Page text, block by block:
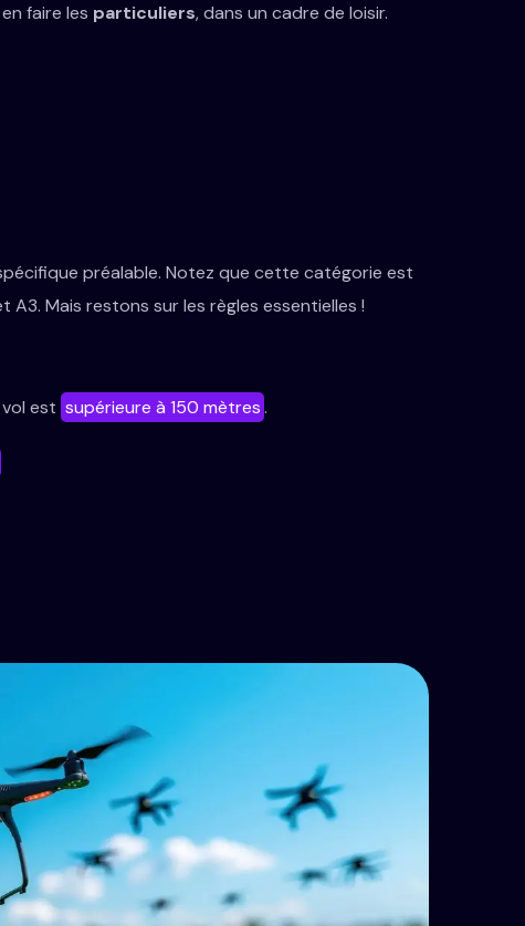
faire les particuliers, dans un cadre de loisir.
préalable. Notez que cette catégorie est
A3. Mais restons sur les règles essentielles !
est supérieure à 150 mètres.